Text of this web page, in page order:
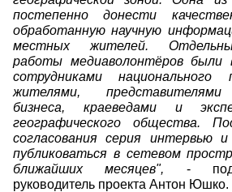
постепенно донести
обработанную научную
местных жителей.
работы медиаволонтёров были
сотрудниками
жителями, представителями
бизнеса, краеведами и
географического общества.
согласования серия интервью
публиковаться в сетевом
ближайших месяцев", -
руководитель проекта Антон Юшко.